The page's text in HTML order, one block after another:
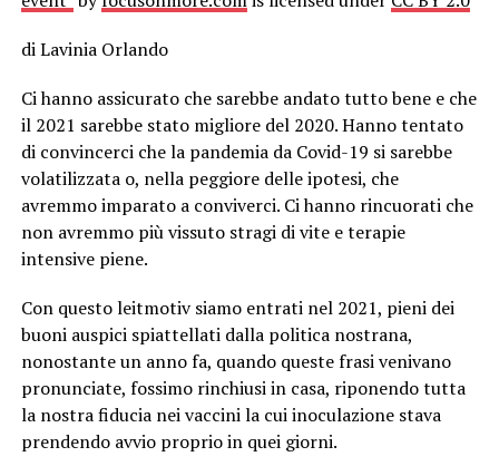
di Lavinia Orlando
Ci hanno assicurato che sarebbe andato tutto bene e che
il 2021 sarebbe stato migliore del 2020. Hanno tentato
di convincerci che la pandemia da Covid-19 si sarebbe
volatilizzata o, nella peggiore delle ipotesi, che
avremmo imparato a conviverci. Ci hanno rincuorati che
non avremmo più vissuto stragi di vite e terapie
intensive piene.
Con questo leitmotiv siamo entrati nel 2021, pieni dei
buoni auspici spiattellati dalla politica nostrana,
nonostante un anno fa, quando queste frasi venivano
pronunciate, fossimo rinchiusi in casa, riponendo tutta
la nostra fiducia nei vaccini la cui inoculazione stava
prendendo avvio proprio in quei giorni.